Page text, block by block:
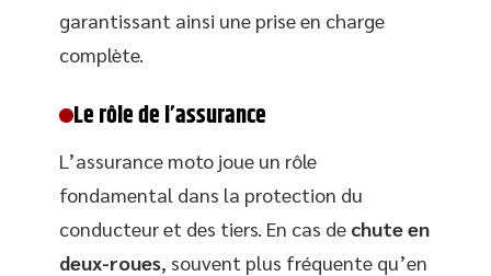
garantissant ainsi une prise en charge
complète.
Le rôle de l’assurance
L’assurance moto joue un rôle
fondamental dans la protection du
conducteur et des tiers. En cas de chute en
deux-roues, souvent plus fréquente qu’en